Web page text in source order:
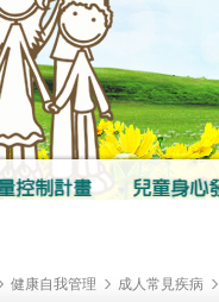
健康自我管理 成人常見疾病